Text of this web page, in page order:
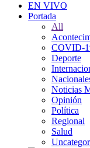
EN VIVO
Portada
All
COVID-
Deporte
Noticias
Opinión
Política
Regional
Salud